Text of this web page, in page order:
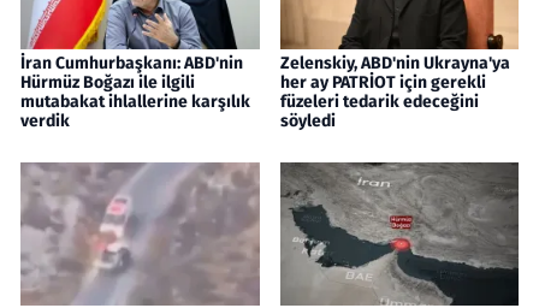
İran Cumhurbaşkanı: ABD'nin
Hürmüz Boğazı ile ilgili
mutabakat ihlallerine karşılık
verdik
Zelenskiy, ABD'nin Ukrayna'ya
her ay PATRİOT için gerekli
füzeleri tedarik edeceğini
söyledi